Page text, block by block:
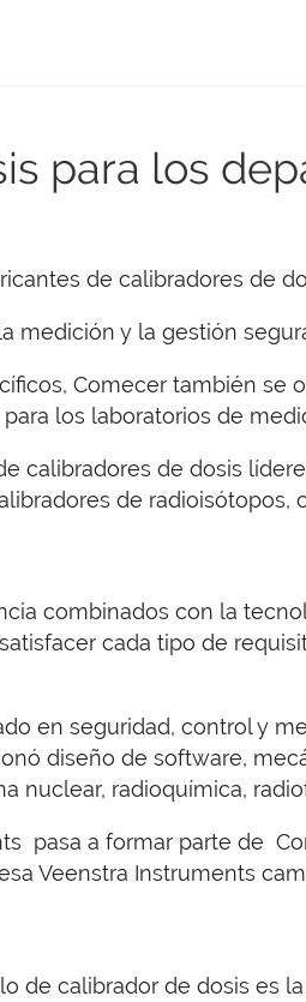
para los
de calibradores de
medición y la gestión
Comecer también
los laboratorios de
calibradores de dosis
de
combinados con la
cada tipo de
en seguridad, control y
diseño de software,
nuclear, radioquímica,
pasa a formar parte de
Veenstra Instruments
de calibrador de dosis es